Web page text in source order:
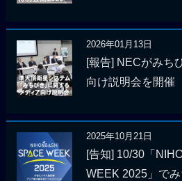
2026年01月13日
[報告] NECがみち
向け説明会を開催
2025年10月21日
[告知] 10/30「
WEEK 2025」で